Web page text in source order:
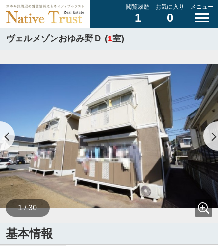
閲覧履歴
1
お気に入り
0
メニュー
ヴェルメゾンおゆみ野Ｄ (1室)
1 / 30
基本情報